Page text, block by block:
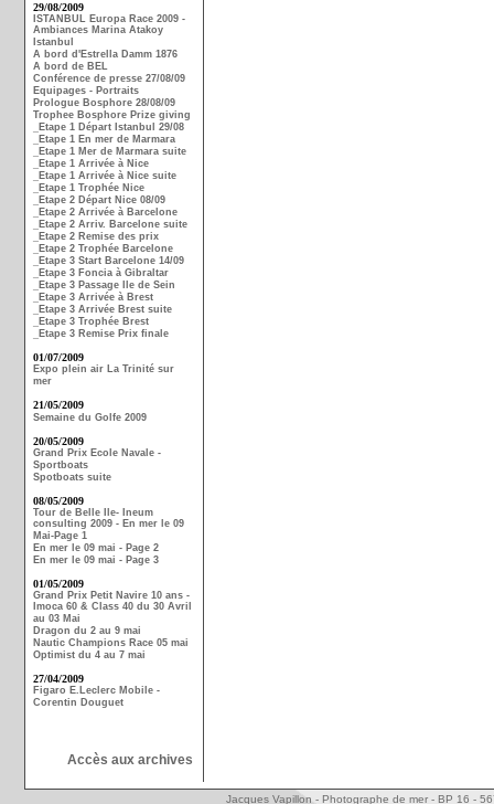
29/08/2009
ISTANBUL Europa Race 2009 -
Ambiances Marina Atakoy
Istanbul
A bord d'Estrella Damm 1876
A bord de BEL
Conférence de presse 27/08/09
Equipages - Portraits
Prologue Bosphore 28/08/09
Trophee Bosphore Prize giving
_Etape 1 Départ Istanbul 29/08
_Etape 1 En mer de Marmara
_Etape 1 Mer de Marmara suite
_Etape 1 Arrivée à Nice
_Etape 1 Arrivée à Nice suite
_Etape 1 Trophée Nice
_Etape 2 Départ Nice 08/09
_Etape 2 Arrivée à Barcelone
_Etape 2 Arriv. Barcelone suite
_Etape 2 Remise des prix
_Etape 2 Trophée Barcelone
_Etape 3 Start Barcelone 14/09
_Etape 3 Foncia à Gibraltar
_Etape 3 Passage Ile de Sein
_Etape 3 Arrivée à Brest
_Etape 3 Arrivée Brest suite
_Etape 3 Trophée Brest
_Etape 3 Remise Prix finale
01/07/2009
Expo plein air La Trinité sur
mer
21/05/2009
Semaine du Golfe 2009
20/05/2009
Grand Prix Ecole Navale -
Sportboats
Spotboats suite
08/05/2009
Tour de Belle Ile- Ineum
consulting 2009 - En mer le 09
Mai-Page 1
En mer le 09 mai - Page 2
En mer le 09 mai - Page 3
01/05/2009
Grand Prix Petit Navire 10 ans -
Imoca 60 & Class 40 du 30 Avril
au 03 Mai
Dragon du 2 au 9 mai
Nautic Champions Race 05 mai
Optimist du 4 au 7 mai
27/04/2009
Figaro E.Leclerc Mobile -
Corentin Douguet
Accès aux archives
Jacques Vapillon - Photographe de mer - BP 16 -